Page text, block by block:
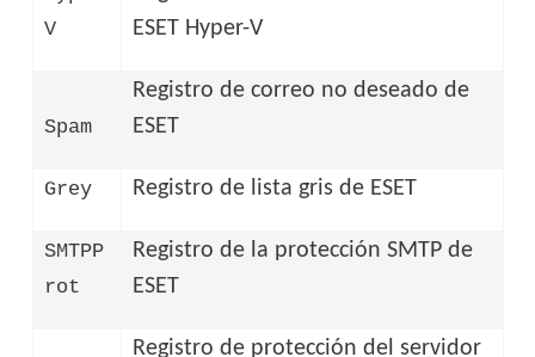
V
ESET Hyper-V
Spam
Registro de correo no deseado de
ESET
Grey Registro de lista gris de ESET
SMTPP
rot
Registro de la protección SMTP de
ESET
Registro de protección del servidor